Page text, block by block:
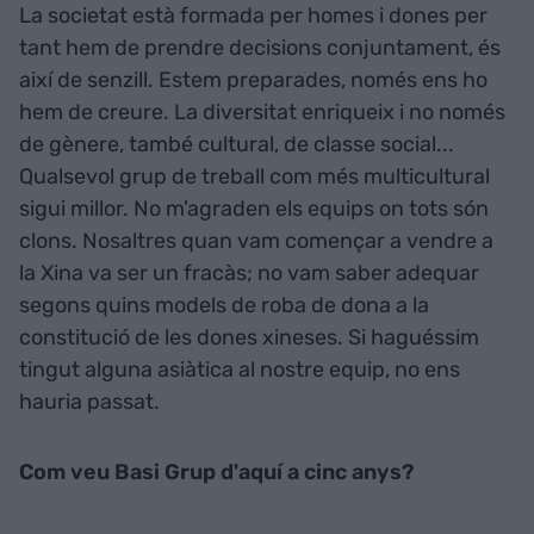
La societat està formada per homes i dones per
tant hem de prendre decisions conjuntament, és
així de senzill. Estem preparades, només ens ho
hem de creure. La diversitat enriqueix i no només
de gènere, també cultural, de classe social...
Qualsevol grup de treball com més multicultural
sigui millor. No m'agraden els equips on tots són
clons. Nosaltres quan vam començar a vendre a
la Xina va ser un fracàs; no vam saber adequar
segons quins models de roba de dona a la
constitució de les dones xineses. Si haguéssim
tingut alguna asiàtica al nostre equip, no ens
hauria passat.
Com veu Basi Grup d'aquí a cinc anys?